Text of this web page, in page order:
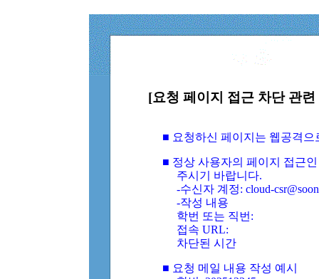
[요청 페이지 접근 차단 관
■ 요청하신 페이지는 웹공격
■ 정상 사용자의 페이지 접근
주시기 바랍니다.
-수신자 계정: cloud-
-작성 내용
학번 또는 직번:
접속 URL:
차단된 시간
■ 요청 메일 내용 작성 예시